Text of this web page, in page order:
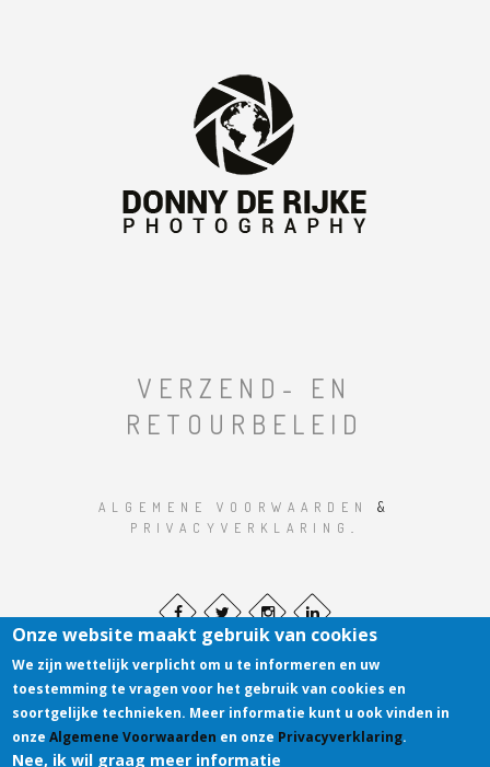
VERZEND- EN
RETOURBELEID
ALGEMENE VOORWAARDEN
&
PRIVACYVERKLARING
HOSTED BY R. DIJKSTRA AUTOMATISERING
Onze website maakt gebruik van cookies
We zijn wettelijk verplicht om u te informeren en uw
toestemming te vragen voor het gebruik van cookies en
soortgelijke technieken. Meer informatie kunt u ook vinden in
onzeAlgemene Voorwaarden en onze Privacyverklaring.
Nee, ik wil graag meer informatie